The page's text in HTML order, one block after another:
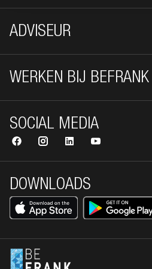
ADVISEUR
WERKEN BIJ BEFRANK
DOWNLOADS
SOCIAL MEDIA